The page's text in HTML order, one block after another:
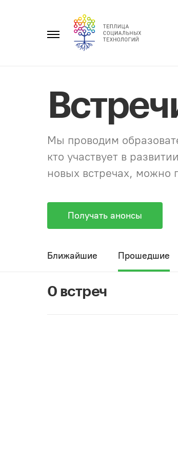
Главное
Мы проводим
кто участвует в
новых встречах, можно
Получать анонсы
Ближайшие Прошедшие
0 встреч